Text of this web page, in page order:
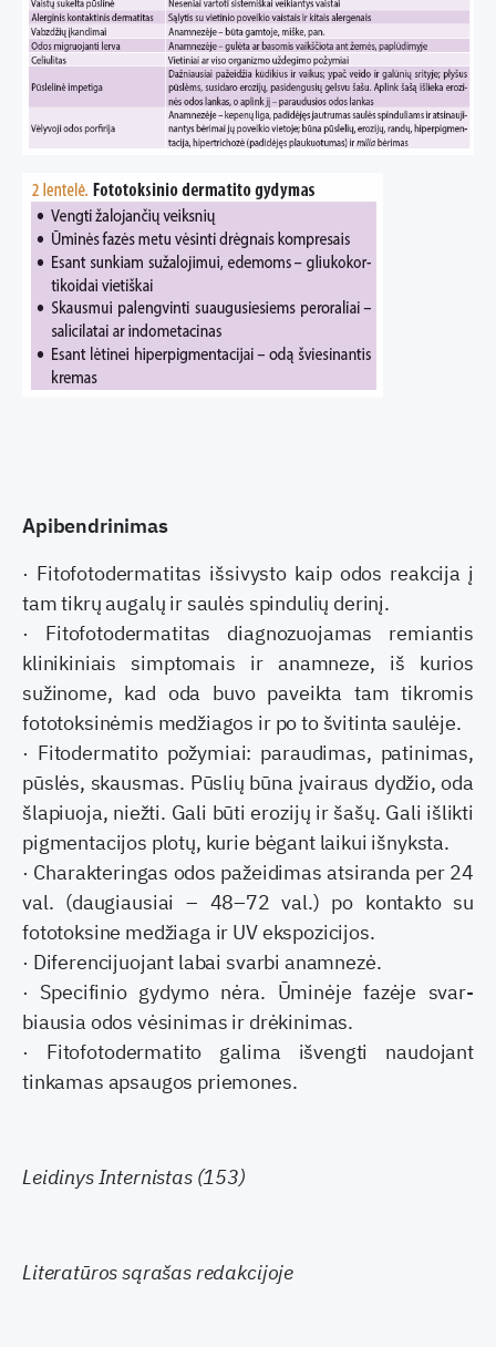
Apibendrinimas
· Fitofotodermatitas išsivysto kaip odos reakcija į
tam tikrų augalų ir saulės spindulių derinį.
· Fitofotodermatitas diagnozuojamas remiantis
klinikiniais simptomais ir anamneze, iš kurios
sužinome, kad oda buvo paveikta tam tikromis
fototoksinėmis medžiagos ir po to švitinta saulėje.
· Fitodermatito požymiai: paraudimas, patini­mas,
pūslės, skausmas. Pūslių būna įvairaus dydžio, oda
šlapiuoja, niežti. Gali būti erozijų ir šašų. Gali išlikti
pigmentacijos plotų, kurie bėgant laikui išnyksta.
· Charakteringas odos pažeidimas atsiranda per 24
val. (daugiausiai – 48–72 val.) po kontakto su
fototoksine medžiaga ir UV ekspozicijos.
· Diferencijuojant labai svarbi anamnezė.
· Specifinio gydymo nėra. Ūminėje fazėje svar­
biausia odos vėsinimas ir drėkinimas.
· Fitofotodermatito galima išvengti naudojant
tinkamas apsaugos priemones.
Leidinys Internistas (153)
Literatūros sąrašas redakcijoje